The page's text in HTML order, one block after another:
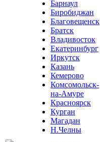
Барнаул
Биробиджан
Благовещенск
Братск
Владивосток
Екатеринбург
Иркутск
Казань
Кемерово
Комсомольск-
на-Амуре
Красноярск
Курган
Магадан
Н.Челны